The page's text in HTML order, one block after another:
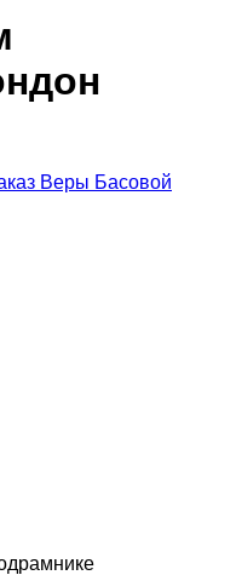
Веры Басовой